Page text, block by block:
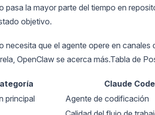
pasa la mayor parte del tiempo en
objetivo.
necesita que el agente opere en
OpenClaw se acerca más.Tabla de
Claude Code
principal
Agente de codificación